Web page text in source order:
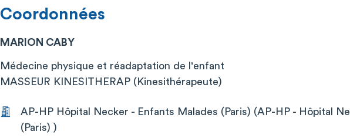
Coordonnées
MARION CABY
Médecine physique et réadaptation de l'enfant
MASSEUR KINESITHERAP (Kinesithérapeute)
AP-HP Hôpital Necker - Enfants Malades (Paris) (AP-HP - Hôpital
(Paris) )